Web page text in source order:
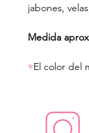
jabones,
Medida
♥El color del